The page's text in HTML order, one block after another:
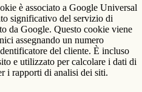
è associato a Google Universal
significativo del servizio di
da Google. Questo cookie viene
assegnando un numero
del cliente. È incluso
e utilizzato per calcolare i dati di
i rapporti di analisi dei siti.